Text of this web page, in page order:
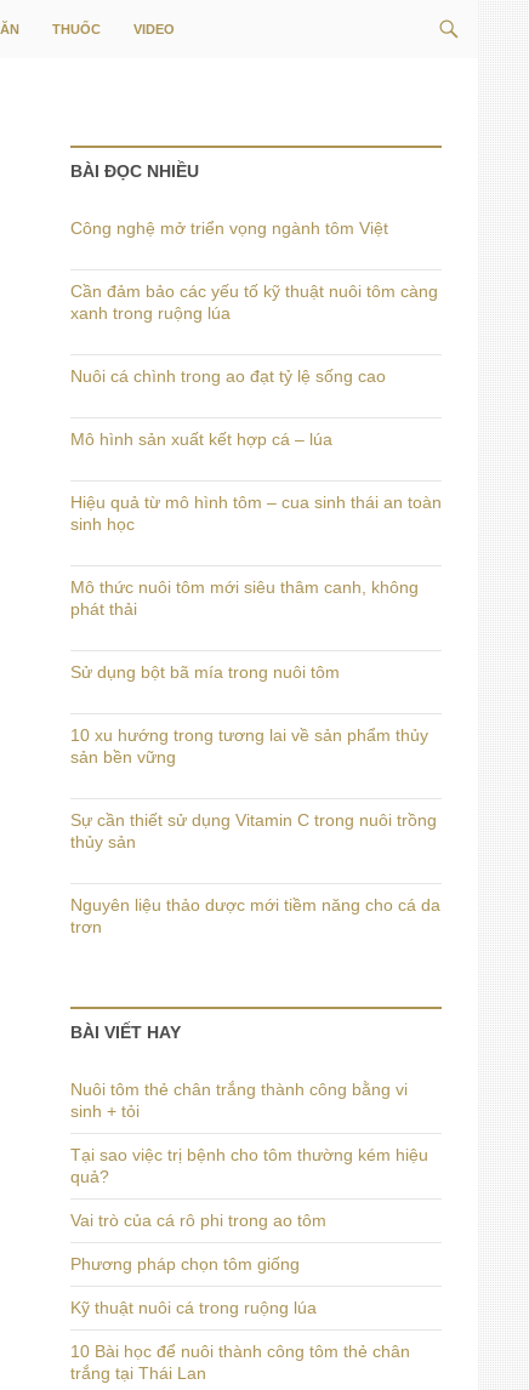
kiếm
THUỐC VIDEO
BÀI ĐỌC NHIỀU
Công nghệ mở triển vọng ngành tôm Việt
Cần đảm bảo các yếu tố kỹ thuật nuôi tôm càng
xanh trong ruộng lúa
Nuôi cá chình trong ao đạt tỷ lệ sống cao
Mô hình sản xuất kết hợp cá – lúa
Hiệu quả từ mô hình tôm – cua sinh thái an toàn
sinh học
Mô thức nuôi tôm mới siêu thâm canh, không
phát thải
Sử dụng bột bã mía trong nuôi tôm
10 xu hướng trong tương lai về sản phẩm thủy
sản bền vững
Sự cần thiết sử dụng Vitamin C trong nuôi trồng
thủy sản
Nguyên liệu thảo dược mới tiềm năng cho cá da
trơn
BÀI VIẾT HAY
Nuôi tôm thẻ chân trắng thành công bằng vi
sinh + tỏi
Tại sao việc trị bệnh cho tôm thường kém hiệu
quả?
Vai trò của cá rô phi trong ao tôm
Phương pháp chọn tôm giống
Kỹ thuật nuôi cá trong ruộng lúa
10 Bài học để nuôi thành công tôm thẻ chân
trắng tại Thái Lan